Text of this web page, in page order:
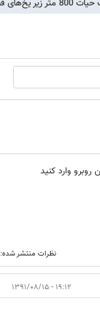
در پهنه اقیانوس…
وارد کنید
نظرات منتشر شده: 3
۱۹:۱۲ - ۱۳۹۱/۰۸/۱۵